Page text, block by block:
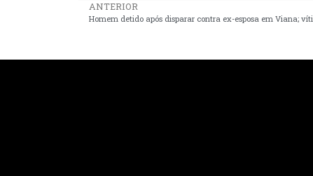
ANTERIOR